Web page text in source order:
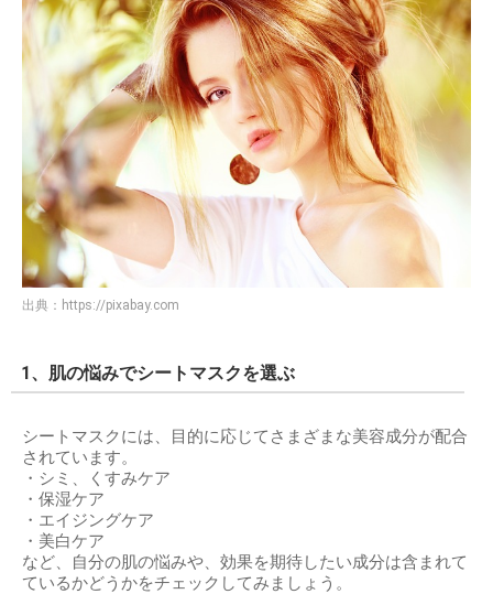
出典： https://pixabay.com
1、肌の悩みでシートマスクを選ぶ
シートマスクには、目的に応じてさまざまな美容成分が配合
されています。
・シミ、くすみケア
・保湿ケア
・エイジングケア
・美白ケア
など、自分の肌の悩みや、効果を期待したい成分は含まれて
ているかどうかをチェックしてみましょう。